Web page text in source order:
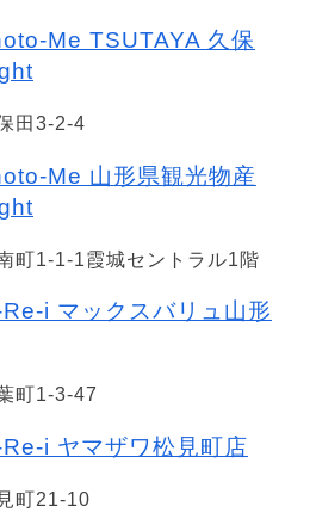
Me TSUTAYA 久保
田3-2-4
Me 山形県観光物産
町1-1-1霞城セントラル1階
i マックスバリュ山形
町1-3-47
i ヤマザワ松見町店
町21-10